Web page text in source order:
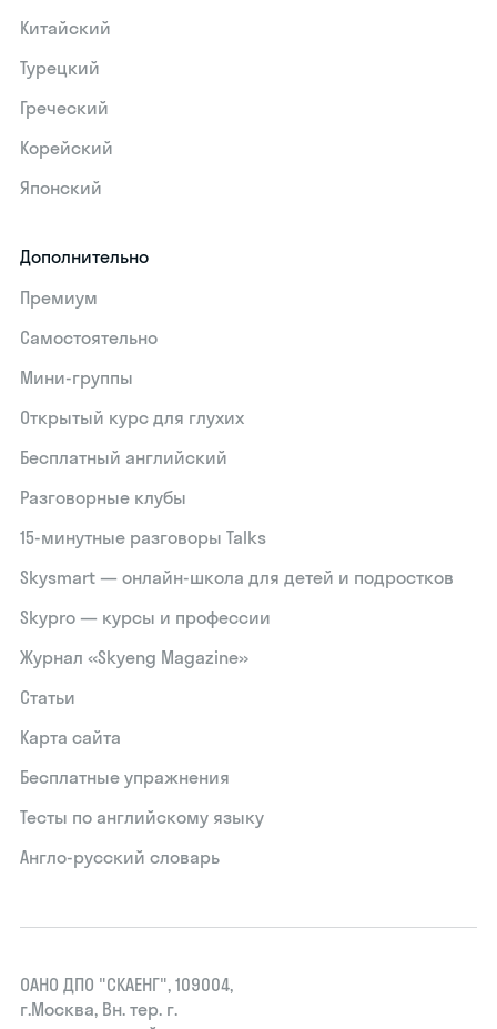
Китайский
Турецкий
Греческий
Корейский
Японский
Дополнительно
Премиум
Самостоятельно
Мини-группы
Открытый курс для глухих
Бесплатный английский
Разговорные клубы
15‑минутные разговоры Talks
Skysmart — онлайн-школа для детей и подростков
Skypro — курсы и профессии
Журнал «Skyeng Magazine»
Статьи
Карта сайта
Бесплатные упражнения
Тесты по английскому языку
Англо-русский словарь
ОАНО ДПО "СКАЕНГ", 109004,
г.Москва, Вн. тер. г.